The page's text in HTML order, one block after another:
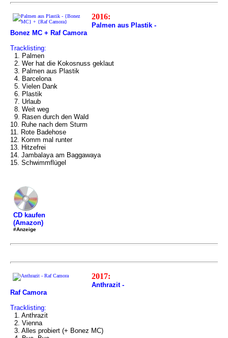
2016:
Palmen aus Plastik -
Bonez MC + Raf Camora
Tracklisting:
1. Palmen
2. Wer hat die Kokosnuss geklaut
3. Palmen aus Plastik
4. Barcelona
5. Vielen Dank
6. Plastik
7. Urlaub
8. Weit weg
9. Rasen durch den Wald
10. Ruhe nach dem Sturm
11. Rote Badehose
12. Komm mal runter
13. Hitzefrei
14. Jambalaya am Baggawaya
15. Schwimmflügel
CD kaufen
(Amazon)
#Anzeige
2017:
Anthrazit -
Raf Camora
Tracklisting:
1. Anthrazit
2. Vienna
3. Alles probiert (+ Bonez MC)